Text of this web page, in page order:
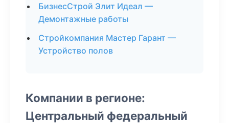
БизнесСтрой Элит Идеал —
Демонтажные работы
Стройкомпания Мастер Гарант —
Устройство полов
Компании в регионе:
Центральный федеральный